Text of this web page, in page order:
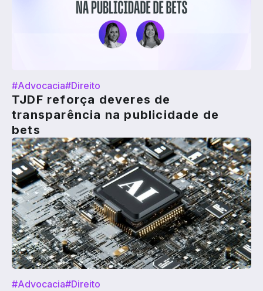
#Advocacia#Direito
TJDF reforça deveres de
transparência na publicidade de
bets
#Advocacia#Direito